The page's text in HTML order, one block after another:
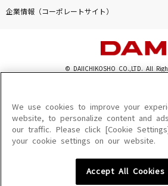
企業情報（コーポレートサイト）
© DAIICHIKOSHO CO.,LTD. All
このサイトに掲載されている一切の文章・画像・写真
を問わず、著作権法の定める範囲を超えて無断で複製
を禁じます。
楽曲及びコンテンツは、機種によりご利用いただけな
楽曲及びコンテンツの配信日、配信内容が変更になる
We use cookies to improve your
website, to personalize content and
our traffic. Please click [Cookie
your cookie settings on our website.
Accept All Cookies